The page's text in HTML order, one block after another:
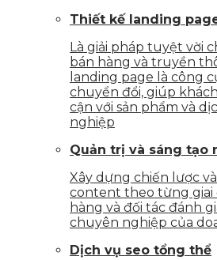
Thiết kế landing
Là giải pháp tuyệt vời
bán hàng và truyền
landing page là công
chuyển đổi, giúp
cận với sản phẩm và
nghiệp
Quản trị và sáng tạo
Xây dựng chiến lược
content theo từng giai
hàng và đối tác đánh
chuyên nghiệp của
Dịch vụ seo tổng thể